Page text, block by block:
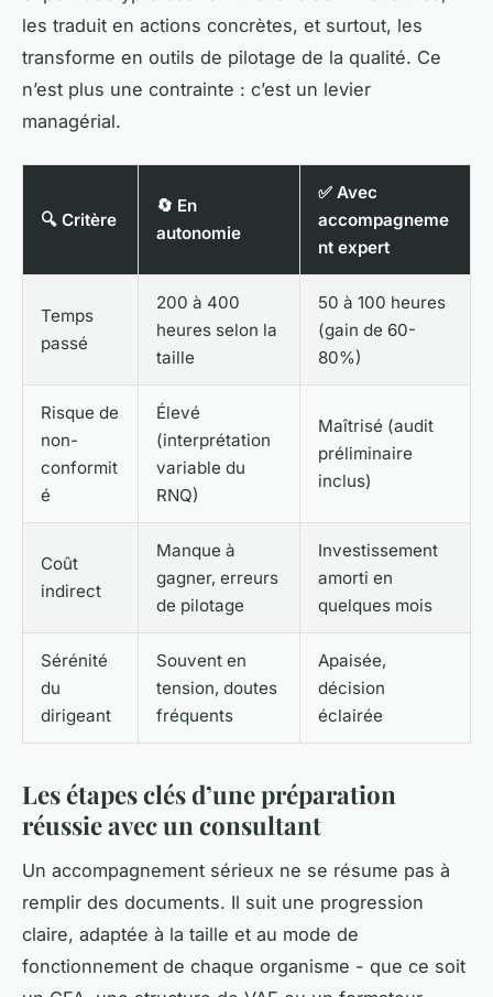
les traduit en actions concrètes, et surtout, les
transforme en outils de pilotage de la qualité. Ce
n’est plus une contrainte : c’est un levier
managérial.
🔍 Critère
🔄 En
autonomie
✅ Avec
accompagneme
nt expert
Temps
passé
200 à 400
heures selon la
taille
50 à 100 heures
(gain de 60-
80%)
Risque de
non-
conformit
é
Élevé
(interprétation
variable du
RNQ)
Maîtrisé (audit
préliminaire
inclus)
Coût
indirect
Manque à
gagner, erreurs
de pilotage
Investissement
amorti en
quelques mois
Sérénité
du
dirigeant
Souvent en
tension, doutes
fréquents
Apaisée,
décision
éclairée
Les étapes clés d’une préparation
réussie avec un consultant
Un accompagnement sérieux ne se résume pas à
remplir des documents. Il suit une progression
claire, adaptée à la taille et au mode de
fonctionnement de chaque organisme - que ce soit